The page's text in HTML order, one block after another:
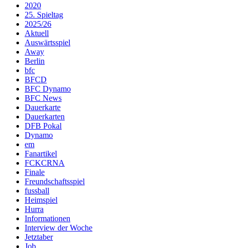
2020
25. Spieltag
2025/26
Aktuell
Auswärtsspiel
Away
Berlin
bfc
BFCD
BFC Dynamo
BFC News
Dauerkarte
Dauerkarten
DFB Pokal
Dynamo
em
Fanartikel
FCKCRNA
Finale
Freundschaftsspiel
fussball
Heimspiel
Hurra
Informationen
Interview der Woche
Jetztaber
Job